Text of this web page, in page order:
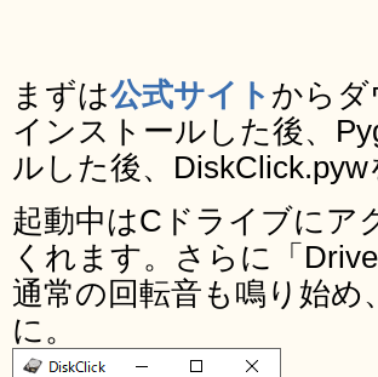
まずは公式サイト からダ
インストールした後、
ルした後、
起動中はCドライブにア
くれます。さらに「
通常の回転音も鳴り始
に。